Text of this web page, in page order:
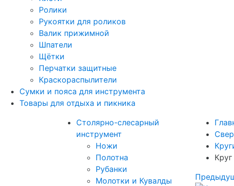
Ролики
Рукоятки для роликов
Валик прижимной
Шпатели
Щётки
Перчатки защитные
Краскораспылители
Сумки и пояса для инструмента
Товары для отдыха и пикника
Столярно-слесарный
инструмент
Ножи
Полотна
Рубанки
Молотки и Кувалды